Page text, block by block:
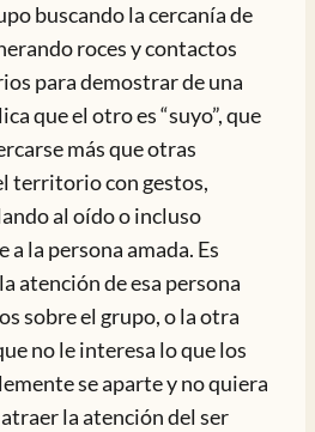
buscando la cercanía de
roces y contactos
para demostrar de una
que el otro es “suyo”, que
más que otras
territorio con gestos,
al oído o incluso
la persona amada. Es
atención de esa persona
sobre el grupo, o la otra
no le interesa lo que los
se aparte y no quiera
la atención del ser